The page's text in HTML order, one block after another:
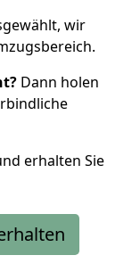
wir
Dann holen
erhalten Sie